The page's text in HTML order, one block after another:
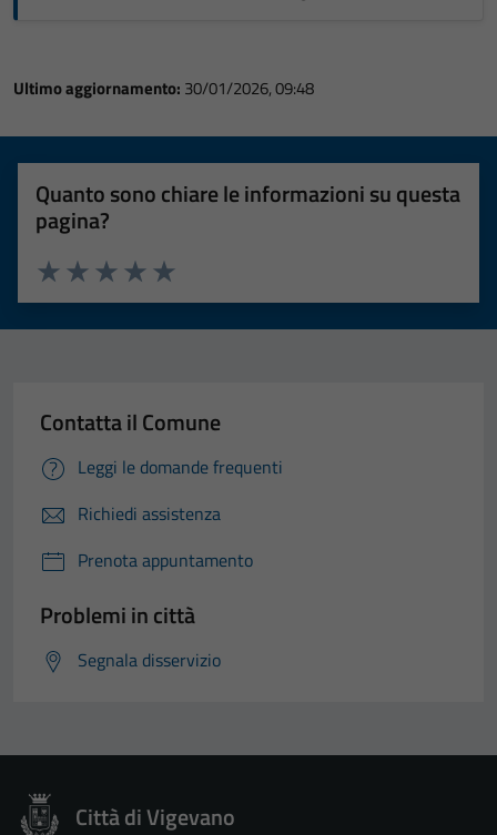
Ultimo aggiornamento: 30/01/2026, 09:48
Quanto sono chiare le informazioni su questa
pagina?
Valuta 5 stelle su 5
Valuta 4 stelle su 5
Valuta 3 stelle su 5
Valuta 2 stelle su 5
Valuta 1 stelle su 5
Contatta il Comune
Leggi le domande frequenti
Richiedi assistenza
Prenota appuntamento
Problemi in città
Segnala disservizio
Città di Vigevano